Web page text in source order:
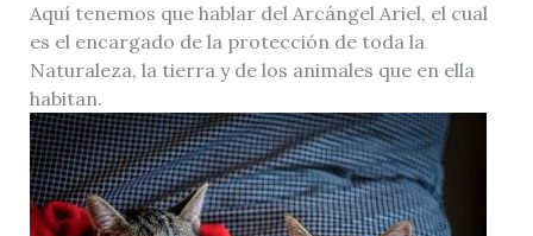
Aquí tenemos que hablar del Arcángel Ariel, el cual
es el encargado de la protección de toda la
Naturaleza, la tierra y de los animales que en ella
habitan.